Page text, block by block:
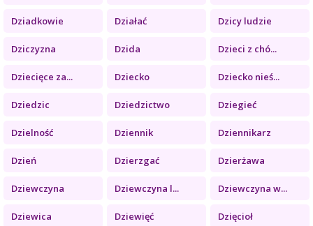
Dziadkowie Działać Dzicy ludzie
Dziczyzna Dzida Dzieci z chó...
Dziecięce za... Dziecko Dziecko nieś...
Dziedzic Dziedzictwo Dziegieć
Dzielność Dziennik Dziennikarz
Dzień Dzierzgać Dzierżawa
Dziewczyna Dziewczyna l... Dziewczyna w...
Dziewica Dziewięć Dzięcioł